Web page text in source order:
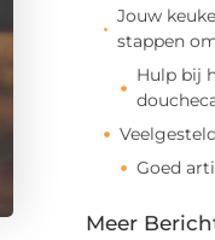
Jouw
stappen
Hulp bij
Goed
Meer